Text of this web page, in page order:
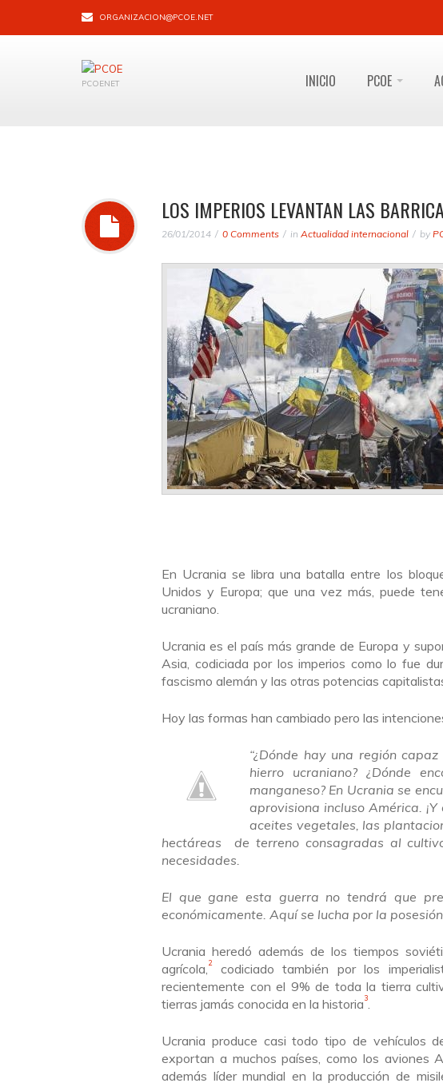
ORGANIZACION@PCOE.NET
PCOENET INICIO PCOE
LOS IMPERIOS LEVANTAN LAS
26/01/2014 0 Comments in Actualidad internacional by
En Ucrania se libra una batalla entre los
Unidos y Europa; que una vez más, puede
ucraniano.
Ucrania es el país más grande de Europa y
Asia, codiciada por los imperios como lo fue
fascismo alemán y las otras potencias
Hoy las formas han cambiado pero las
“¿Dónde hay una región
hierro ucraniano? ¿Dónde
manganeso? En Ucrania se
aprovisiona incluso América.
aceites vegetales, las
hectáreas de terreno consagradas al
necesidades.
El que gane esta guerra no tendrá que
económicamente. Aquí se lucha por la
Ucrania heredó además de los tiempos
agrícola,2codiciado también por los
recientemente con el 9% de toda la tierra
tierras jamás conocida en la historia3.
Ucrania produce casi todo tipo de vehículos
exportan a muchos países, como los aviones
además líder mundial en la producción de